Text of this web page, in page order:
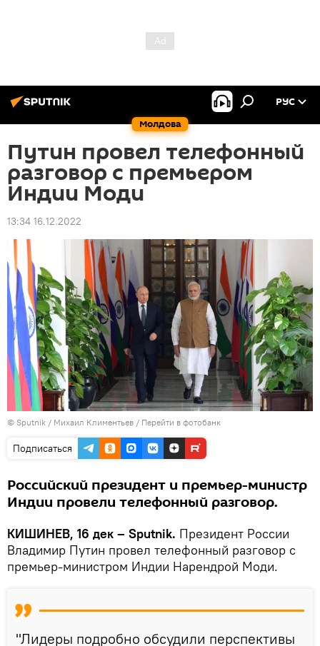
Молдова
РУС
Путин провел телефонный
разговор с премьером
Индии Моди
13:34 16.12.2022
© Sputnik / Михаил Климентьев / Перейти в фотобанк
Подписаться
Российский президент и премьер-министр
Индии провели телефонный разговор.
КИШИНЕВ, 16 дек – Sputnik. Президент России
Владимир Путин провел телефонный разговор с
премьер-министром Индии Нарендрой Моди.
"Лидеры подробно обсудили перспективы